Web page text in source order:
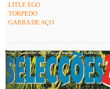
. LITLE EGO
. TORPEDO
. GARRA DE AÇO